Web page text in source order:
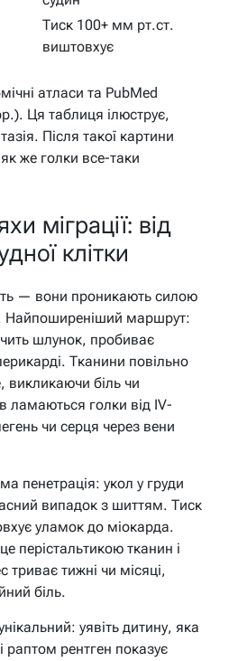
Тиск 100+ мм рт.ст.
виштовхує
атласи та PubMed
Ця таблиця ілюструє,
Після такої картини
же голки все-таки
міграції: від
клітки
— вони проникають силою
Найпоширеніший маршрут:
шлунок, пробиває
Тканини повільно
викликаючи біль чи
ламаються голки від IV-
чи серця через вени
пенетрація: укол у груди
випадок з шиттям. Тиск
уламок до міокарда.
перістальтикою тканин і
тижні чи місяці,
біль.
уявіть дитину, яка
раптом рентген показує